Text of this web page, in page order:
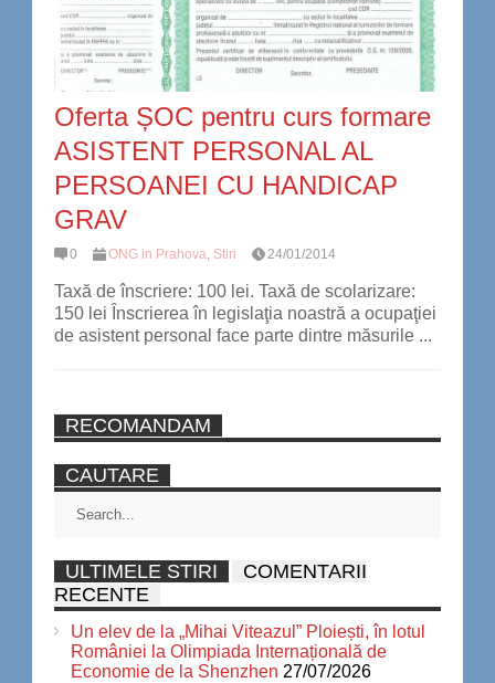
Oferta ȘOC pentru curs formare
ASISTENT PERSONAL AL
PERSOANEI CU HANDICAP
GRAV
0 ONG in Prahova, Stiri 24/01/2014
Taxă de înscriere: 100 lei. Taxă de scolarizare:
150 lei Înscrierea în legislaţia noastră a ocupaţiei
de asistent personal face parte dintre măsurile ...
RECOMANDAM
CAUTARE
ULTIMELE STIRI
COMENTARII
RECENTE
Un elev de la „Mihai Viteazul” Ploiești, în lotul
României la Olimpiada Internațională de
Economie de la Shenzhen 27/07/2026